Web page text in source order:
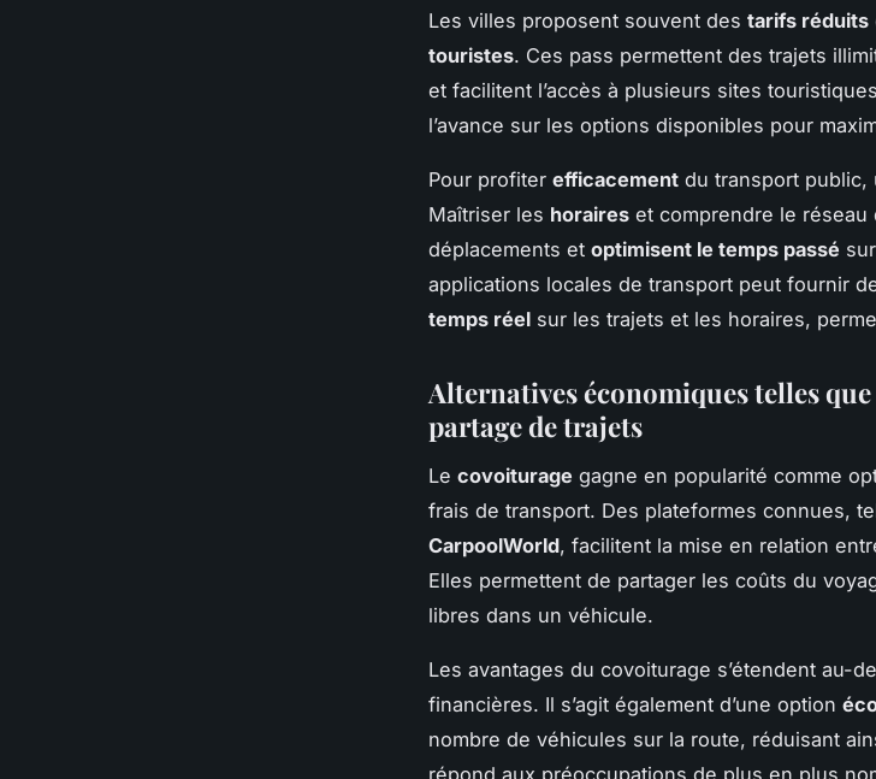
Les villes proposent souvent des tarifs réduits
touristes. Ces pass permettent des trajets
et facilitent l’accès à plusieurs sites
l’avance sur les options disponibles pour
Pour profiter efficacement du transport public,
Maîtriser les horaires et comprendre le
déplacements et optimisent le temps passé
applications locales de transport peut fournir
temps réel sur les trajets et les horaires,
Alternatives économiques telles
partage de trajets
Le covoiturage gagne en popularité comme
frais de transport. Des plateformes connues,
CarpoolWorld, facilitent la mise en relation
Elles permettent de partager les coûts du
libres dans un véhicule.
Les avantages du covoiturage s’étendent au-
financières. Il s’agit également d’une option
nombre de véhicules sur la route, réduisant